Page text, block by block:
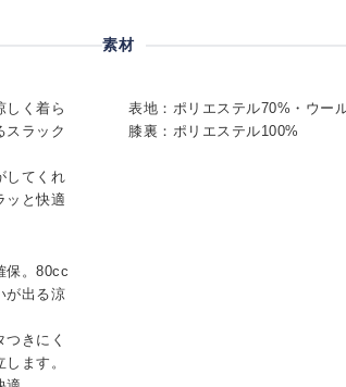
しく着ら
スラック
してくれ
ッと快適
保。80cc
が出る涼
きにく
ます。
素材
表地：ポリエステル70%・ウー
膝裏：ポリエステル100%